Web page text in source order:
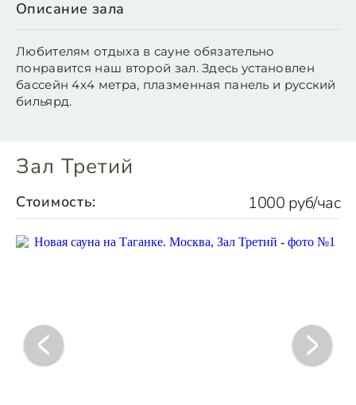
Описание зала
Любителям отдыха в сауне обязательно
понравится наш второй зал. Здесь установлен
бассейн 4x4 метра, плазменная панель и русский
бильярд.
Зал Третий
Стоимость: 1000 руб/час